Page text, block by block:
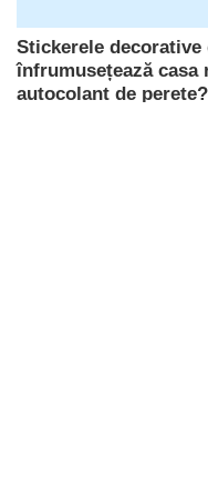
Stickerele decorative
înfrumusețează
autocolant de perete?